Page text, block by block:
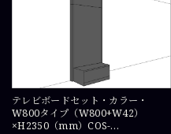
テレビボードセット・カラー・
W800タイプ（W800+W42）
×H2350（mm）COS-